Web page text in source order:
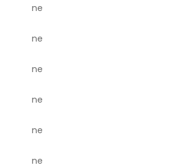
ne
ne
ne
ne
ne
ne